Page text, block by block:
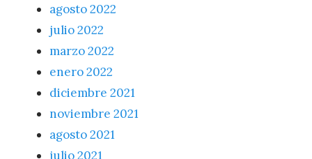
agosto 2022
julio 2022
marzo 2022
enero 2022
diciembre 2021
noviembre 2021
agosto 2021
julio 2021